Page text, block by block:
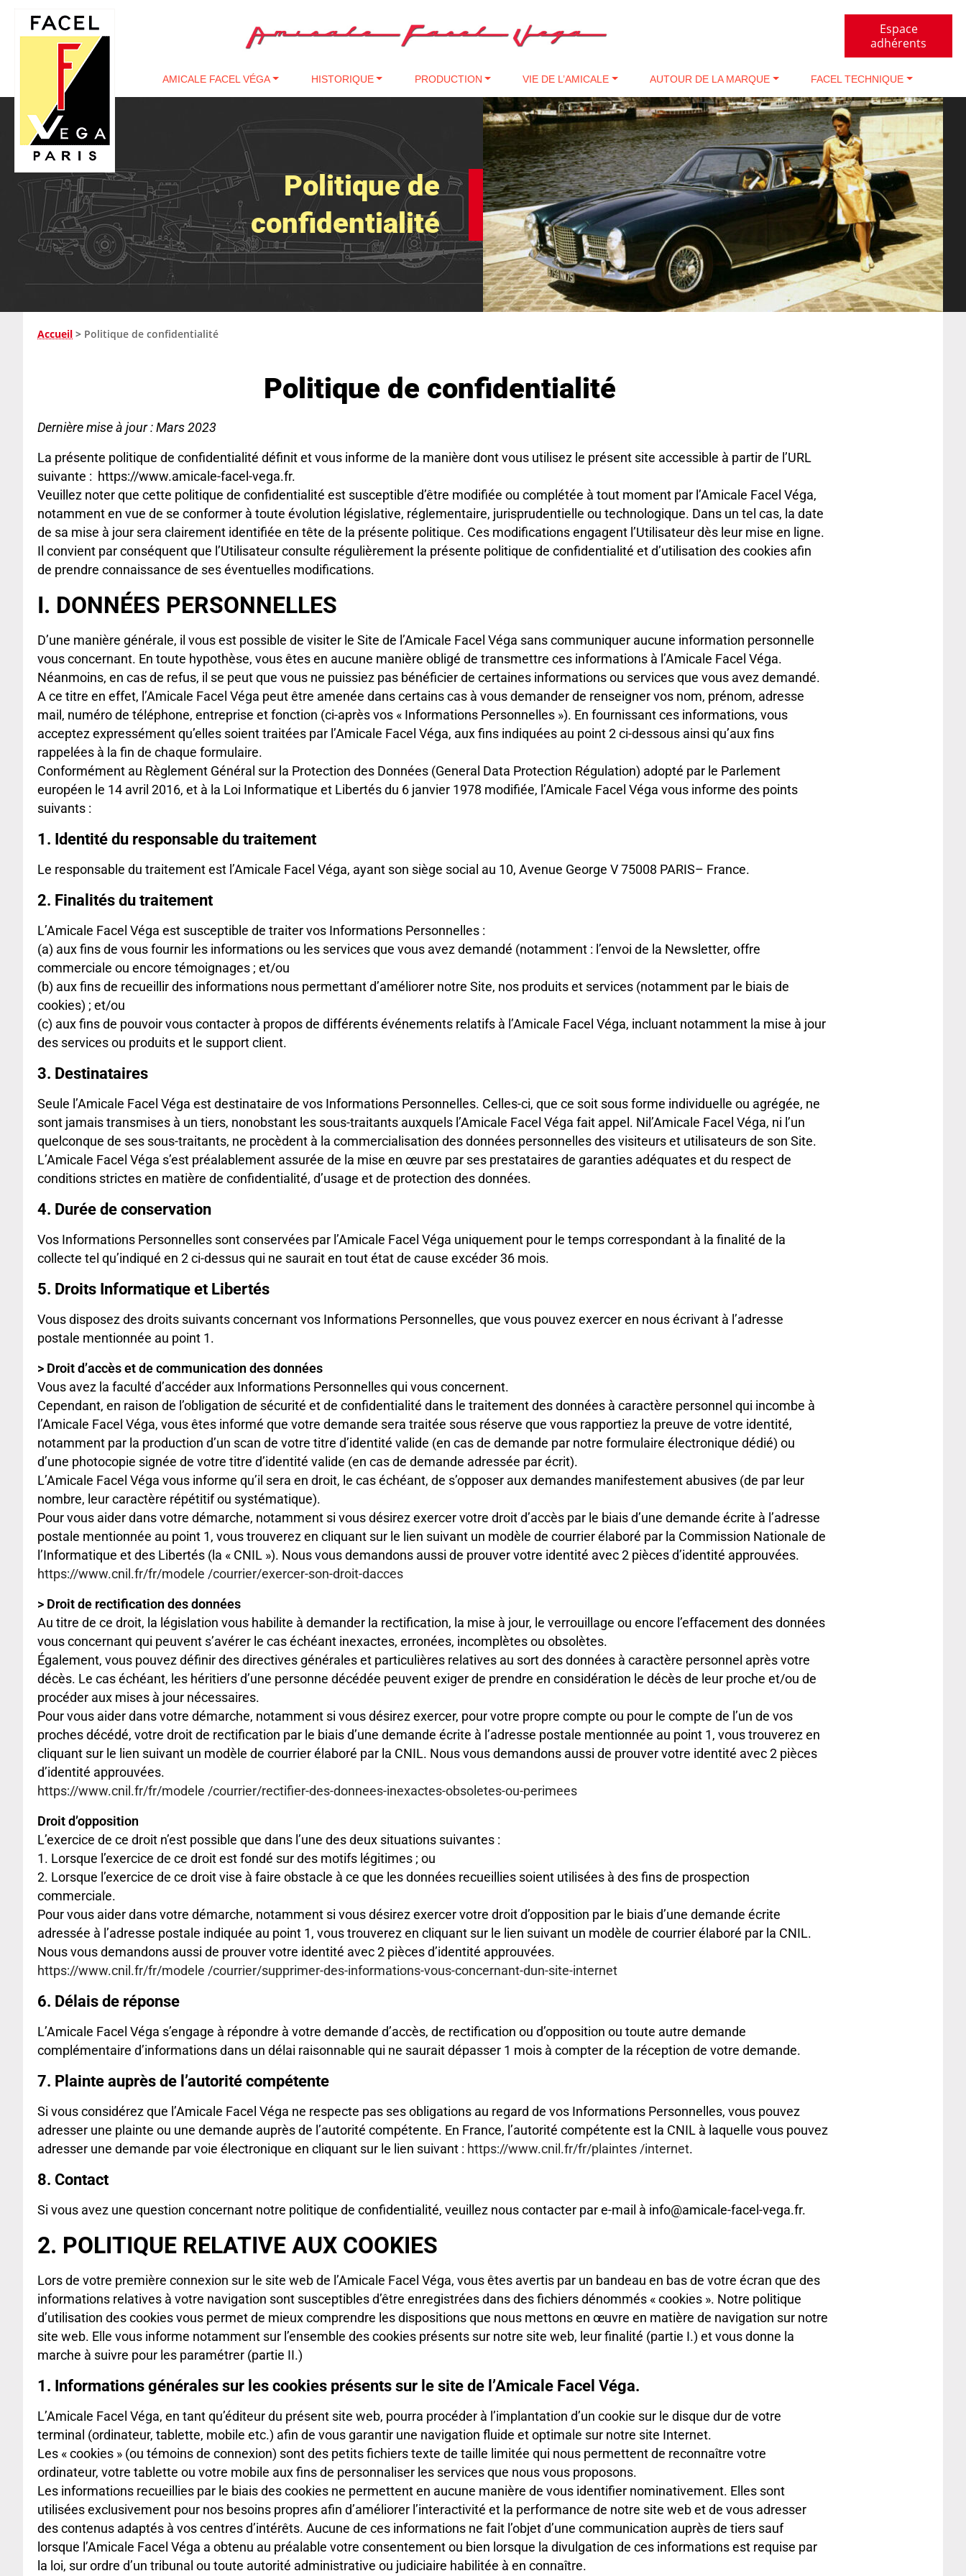
Espace
adhérents
Passer au contenu
AMICALE FACEL VÉGA HISTORIQUE PRODUCTION VIE DE L’AMICALE AUTOUR DE LA MARQUE FACEL TECHNIQUE
Politique de
confidentialité
Accueil > Politique de confidentialité
Politique de confidentialité
Dernière mise à jour : Mars 2023
La présente politique de confidentialité définit et vous informe de la manière dont vous utilisez le présent site accessible à partir de l’URL
suivante : https://www.amicale-facel-vega.fr.
Veuillez noter que cette politique de confidentialité est susceptible d’être modifiée ou complétée à tout moment par l’Amicale Facel Véga,
notamment en vue de se conformer à toute évolution législative, réglementaire, jurisprudentielle ou technologique. Dans un tel cas, la date
de sa mise à jour sera clairement identifiée en tête de la présente politique. Ces modifications engagent l’Utilisateur dès leur mise en ligne.
Il convient par conséquent que l’Utilisateur consulte régulièrement la présente politique de confidentialité et d’utilisation des cookies afin
de prendre connaissance de ses éventuelles modifications.
I. DONNÉES PERSONNELLES
D’une manière générale, il vous est possible de visiter le Site de l’Amicale Facel Véga sans communiquer aucune information personnelle
vous concernant. En toute hypothèse, vous êtes en aucune manière obligé de transmettre ces informations à l’Amicale Facel Véga.
Néanmoins, en cas de refus, il se peut que vous ne puissiez pas bénéficier de certaines informations ou services que vous avez demandé.
A ce titre en effet, l’Amicale Facel Véga peut être amenée dans certains cas à vous demander de renseigner vos nom, prénom, adresse
mail, numéro de téléphone, entreprise et fonction (ci-après vos « Informations Personnelles »). En fournissant ces informations, vous
acceptez expressément qu’elles soient traitées par l’Amicale Facel Véga, aux fins indiquées au point 2 ci-dessous ainsi qu’aux fins
rappelées à la fin de chaque formulaire.
Conformément au Règlement Général sur la Protection des Données (General Data Protection Régulation) adopté par le Parlement
européen le 14 avril 2016, et à la Loi Informatique et Libertés du 6 janvier 1978 modifiée, l’Amicale Facel Véga vous informe des points
suivants :
1. Identité du responsable du traitement
Le responsable du traitement est l’Amicale Facel Véga, ayant son siège social au 10, Avenue George V 75008 PARIS– France.
2. Finalités du traitement
L’Amicale Facel Véga est susceptible de traiter vos Informations Personnelles :
(a) aux fins de vous fournir les informations ou les services que vous avez demandé (notamment : l’envoi de la Newsletter, offre
commerciale ou encore témoignages ; et/ou
(b) aux fins de recueillir des informations nous permettant d’améliorer notre Site, nos produits et services (notamment par le biais de
cookies) ; et/ou
(c) aux fins de pouvoir vous contacter à propos de différents événements relatifs à l’Amicale Facel Véga, incluant notamment la mise à jour
des services ou produits et le support client.
3. Destinataires
Seule l’Amicale Facel Véga est destinataire de vos Informations Personnelles. Celles-ci, que ce soit sous forme individuelle ou agrégée, ne
sont jamais transmises à un tiers, nonobstant les sous-traitants auxquels l’Amicale Facel Véga fait appel. Nil’Amicale Facel Véga, ni l’un
quelconque de ses sous-traitants, ne procèdent à la commercialisation des données personnelles des visiteurs et utilisateurs de son Site.
L’Amicale Facel Véga s’est préalablement assurée de la mise en œuvre par ses prestataires de garanties adéquates et du respect de
conditions strictes en matière de confidentialité, d’usage et de protection des données.
4. Durée de conservation
Vos Informations Personnelles sont conservées par l’Amicale Facel Véga uniquement pour le temps correspondant à la finalité de la
collecte tel qu’indiqué en 2 ci-dessus qui ne saurait en tout état de cause excéder 36 mois.
5. Droits Informatique et Libertés
Vous disposez des droits suivants concernant vos Informations Personnelles, que vous pouvez exercer en nous écrivant à l’adresse
postale mentionnée au point 1.
> Droit d’accès et de communication des données
Vous avez la faculté d’accéder aux Informations Personnelles qui vous concernent.
Cependant, en raison de l’obligation de sécurité et de confidentialité dans le traitement des données à caractère personnel qui incombe à
l’Amicale Facel Véga, vous êtes informé que votre demande sera traitée sous réserve que vous rapportiez la preuve de votre identité,
notamment par la production d’un scan de votre titre d’identité valide (en cas de demande par notre formulaire électronique dédié) ou
d’une photocopie signée de votre titre d’identité valide (en cas de demande adressée par écrit).
L’Amicale Facel Véga vous informe qu’il sera en droit, le cas échéant, de s’opposer aux demandes manifestement abusives (de par leur
nombre, leur caractère répétitif ou systématique).
Pour vous aider dans votre démarche, notamment si vous désirez exercer votre droit d’accès par le biais d’une demande écrite à l’adresse
postale mentionnée au point 1, vous trouverez en cliquant sur le lien suivant un modèle de courrier élaboré par la Commission Nationale de
l’Informatique et des Libertés (la « CNIL »). Nous vous demandons aussi de prouver votre identité avec 2 pièces d’identité approuvées.
https://www.cnil.fr/fr/modele /courrier/exercer-son-droit-dacces
> Droit de rectification des données
Au titre de ce droit, la législation vous habilite à demander la rectification, la mise à jour, le verrouillage ou encore l’effacement des données
vous concernant qui peuvent s’avérer le cas échéant inexactes, erronées, incomplètes ou obsolètes.
Également, vous pouvez définir des directives générales et particulières relatives au sort des données à caractère personnel après votre
décès. Le cas échéant, les héritiers d’une personne décédée peuvent exiger de prendre en considération le décès de leur proche et/ou de
procéder aux mises à jour nécessaires.
Pour vous aider dans votre démarche, notamment si vous désirez exercer, pour votre propre compte ou pour le compte de l’un de vos
proches décédé, votre droit de rectification par le biais d’une demande écrite à l’adresse postale mentionnée au point 1, vous trouverez en
cliquant sur le lien suivant un modèle de courrier élaboré par la CNIL. Nous vous demandons aussi de prouver votre identité avec 2 pièces
d’identité approuvées.
https://www.cnil.fr/fr/modele /courrier/rectifier-des-donnees-inexactes-obsoletes-ou-perimees
Droit d’opposition
L’exercice de ce droit n’est possible que dans l’une des deux situations suivantes :
1. Lorsque l’exercice de ce droit est fondé sur des motifs légitimes ; ou
2. Lorsque l’exercice de ce droit vise à faire obstacle à ce que les données recueillies soient utilisées à des fins de prospection
commerciale.
Pour vous aider dans votre démarche, notamment si vous désirez exercer votre droit d’opposition par le biais d’une demande écrite
adressée à l’adresse postale indiquée au point 1, vous trouverez en cliquant sur le lien suivant un modèle de courrier élaboré par la CNIL.
Nous vous demandons aussi de prouver votre identité avec 2 pièces d’identité approuvées.
https://www.cnil.fr/fr/modele /courrier/supprimer-des-informations-vous-concernant-dun-site-internet
6. Délais de réponse
L’Amicale Facel Véga s’engage à répondre à votre demande d’accès, de rectification ou d’opposition ou toute autre demande
complémentaire d’informations dans un délai raisonnable qui ne saurait dépasser 1 mois à compter de la réception de votre demande.
7. Plainte auprès de l’autorité compétente
Si vous considérez que l’Amicale Facel Véga ne respecte pas ses obligations au regard de vos Informations Personnelles, vous pouvez
adresser une plainte ou une demande auprès de l’autorité compétente. En France, l’autorité compétente est la CNIL à laquelle vous pouvez
adresser une demande par voie électronique en cliquant sur le lien suivant : https://www.cnil.fr/fr/plaintes /internet.
8. Contact
Si vous avez une question concernant notre politique de confidentialité, veuillez nous contacter par e-mail à info@amicale-facel-vega.fr.
2. POLITIQUE RELATIVE AUX COOKIES
Lors de votre première connexion sur le site web de l’Amicale Facel Véga, vous êtes avertis par un bandeau en bas de votre écran que des
informations relatives à votre navigation sont susceptibles d’être enregistrées dans des fichiers dénommés « cookies ». Notre politique
d’utilisation des cookies vous permet de mieux comprendre les dispositions que nous mettons en œuvre en matière de navigation sur notre
site web. Elle vous informe notamment sur l’ensemble des cookies présents sur notre site web, leur finalité (partie I.) et vous donne la
marche à suivre pour les paramétrer (partie II.)
1. Informations générales sur les cookies présents sur le site de l’Amicale Facel Véga.
L’Amicale Facel Véga, en tant qu’éditeur du présent site web, pourra procéder à l’implantation d’un cookie sur le disque dur de votre
terminal (ordinateur, tablette, mobile etc.) afin de vous garantir une navigation fluide et optimale sur notre site Internet.
Les « cookies » (ou témoins de connexion) sont des petits fichiers texte de taille limitée qui nous permettent de reconnaître votre
ordinateur, votre tablette ou votre mobile aux fins de personnaliser les services que nous vous proposons.
Les informations recueillies par le biais des cookies ne permettent en aucune manière de vous identifier nominativement. Elles sont
utilisées exclusivement pour nos besoins propres afin d’améliorer l’interactivité et la performance de notre site web et de vous adresser
des contenus adaptés à vos centres d’intérêts. Aucune de ces informations ne fait l’objet d’une communication auprès de tiers sauf
lorsque l’Amicale Facel Véga a obtenu au préalable votre consentement ou bien lorsque la divulgation de ces informations est requise par
la loi, sur ordre d’un tribunal ou toute autorité administrative ou judiciaire habilitée à en connaître.